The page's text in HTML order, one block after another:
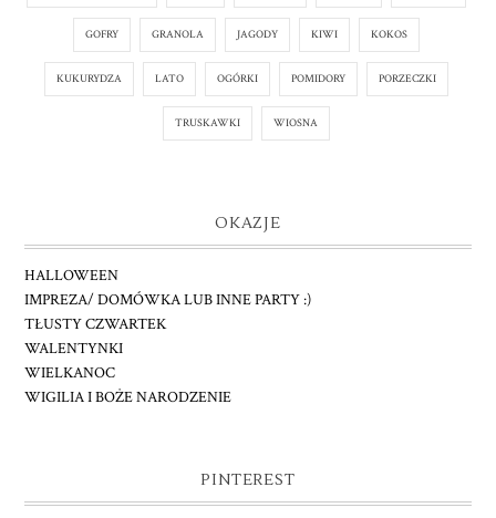
GOFRY GRANOLA JAGODY KIWI KOKOS
KUKURYDZA LATO OGÓRKI POMIDORY PORZECZKI
TRUSKAWKI WIOSNA
OKAZJE
HALLOWEEN
IMPREZA/ DOMÓWKA LUB INNE PARTY :)
TŁUSTY CZWARTEK
WALENTYNKI
WIELKANOC
WIGILIA I BOŻE NARODZENIE
PINTEREST